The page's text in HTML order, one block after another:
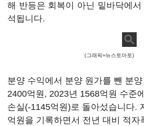
해 반등은 회복이 아닌 밑바닥에
석됩니다.
(그래픽=뉴스토마토)
분양 수익에서 분양 원가를 뺀 분
2400억원, 2023년 1568억원 수준
손실(-1145억원)로 돌아섰습니다.
억원을 기록하면서 전년 대비 적자